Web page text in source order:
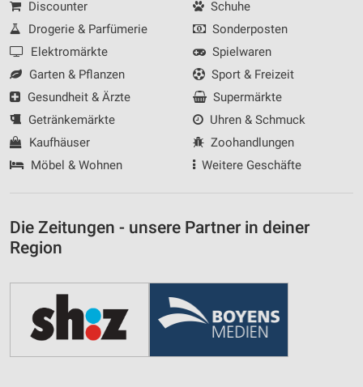
Discounter
Drogerie & Parfümerie
Elektromärkte
Garten & Pflanzen
Gesundheit & Ärzte
Getränkemärkte
Kaufhäuser
Möbel & Wohnen
Schuhe
Sonderposten
Spielwaren
Sport & Freizeit
Supermärkte
Uhren & Schmuck
Zoohandlungen
Weitere Geschäfte
Die Zeitungen - unsere Partner in deiner
Region